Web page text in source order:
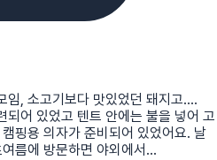
임, 소고기보다 맛있었던 돼지고....
되어 있었고 텐트 안에는 불을 넣어 고
핑용 의자가 준비되어 있었어요. 날
름에 방문하면 야외에서...